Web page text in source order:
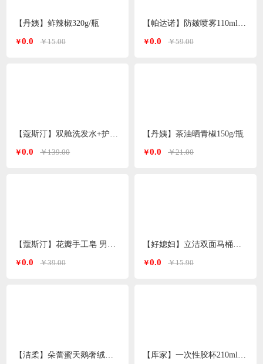
【丹姨】鲊辣椒320g/瓶
￥0.0 ￥15.00
￥0.0 ￥139.00
￥0.0 ￥39.00
￥0.0 ￥59.00
【丹姨】茶油晒青椒150g/瓶
￥0.0 ￥21.00
￥0.0 ￥15.90